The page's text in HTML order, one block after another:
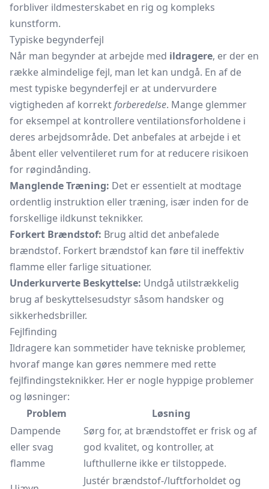
forbliver ildmesterskabet en rig og kompleks
kunstform.
Typiske begynderfejl
Når man begynder at arbejde med ildragere, er der en
række almindelige fejl, man let kan undgå. En af de
mest typiske begynderfejl er at undervurdere
vigtigheden af korrektforberedelse. Mange glemmer
for eksempel at kontrollere ventilationsforholdene i
deres arbejdsområde. Det anbefales at arbejde i et
åbent eller velventileret rum for at reducere risikoen
for røgindånding.
Manglende Træning: Det er essentielt at modtage
ordentlig instruktion eller træning, især inden for de
forskellige ildkunst teknikker.
Forkert Brændstof: Brug altid det anbefalede
brændstof. Forkert brændstof kan føre til ineffektiv
flamme eller farlige situationer.
Underkurverte Beskyttelse: Undgå utilstrækkelig
brug af beskyttelsesudstyr såsom handsker og
sikkerhedsbriller.
Fejlfinding
Ildragere kan sommetider have tekniske problemer,
hvoraf mange kan gøres nemmere med rette
fejlfindingsteknikker. Her er nogle hyppige problemer
og løsninger:
Problem
Løsning
Dampende
eller svag
flamme
Sørg for, at brændstoffet er frisk og af
god kvalitet, og kontroller, at
lufthullerne ikke er tilstoppede.
Justér brændstof-/luftforholdet og